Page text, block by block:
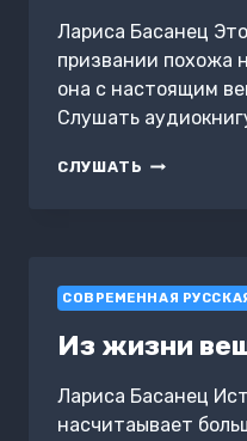
Лариса Басанец
призвании похожа
она с настоящим
Слушать
СЛУШАТЬ ИЗ
СОВРЕМЕННАЯ
Из жизни
Лариса Басанец
насчитаывает